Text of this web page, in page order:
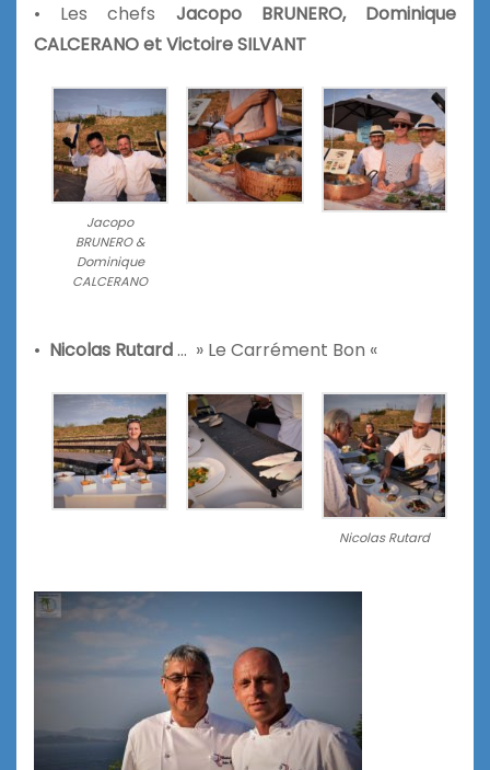
• Les chefs Jacopo BRUNERO, Dominique
CALCERANO et Victoire SILVANT
Jacopo
BRUNERO &
Dominique
CALCERANO
• Nicolas Rutard… » Le Carrément Bon «
Nicolas Rutard